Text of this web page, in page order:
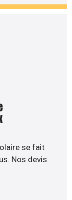
se fait
Nos devis